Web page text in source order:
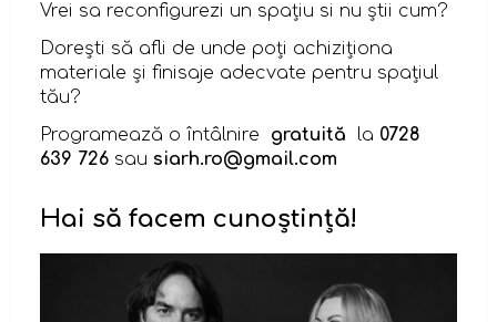
Vrei sa reconfigurezi un spațiu si nu știi cum?
Dorești să afli de unde poți achiziționa
materiale și finisaje adecvate pentru spațiul
tău?
Programează o întâlnire gratuită la 0728
639 726 sau siarh.ro@gmail.com
Hai să facem cunoștință!